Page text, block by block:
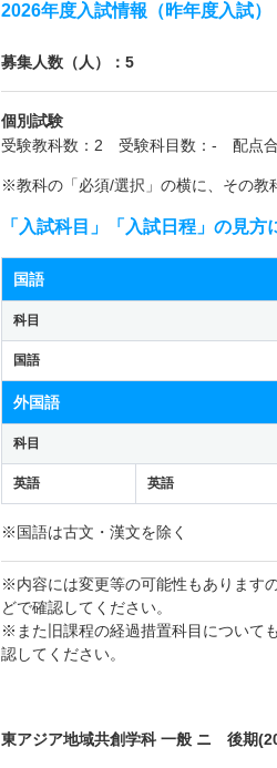
2026年度入試情報（昨年度入試）
募集人数（人）：5
個別試験
受験教科数：2 受験科目数：- 配点
※教科の「必須/選択」の横に、その教
「入試科目」「入試日程」の見方
国語
科目
国語
外国語
科目
英語 英語
※国語は古文・漢文を除く
※内容には変更等の可能性もあります
どで確認してください。
※また旧課程の経過措置科目について
認してください。
東アジア地域共創学科 一般 ニ 後期